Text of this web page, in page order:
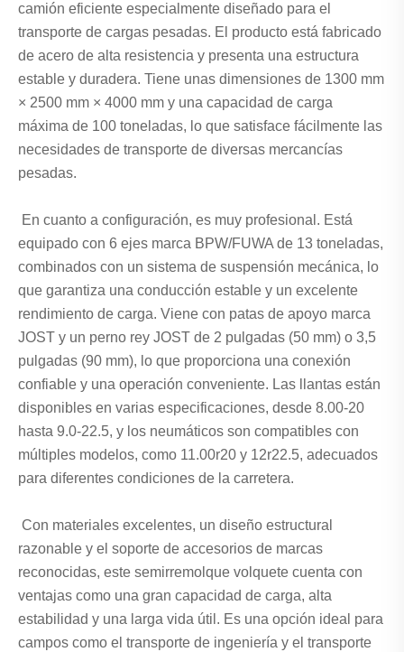
camión eficiente especialmente diseñado para el
transporte de cargas pesadas. El producto está fabricado
de acero de alta resistencia y presenta una estructura
estable y duradera. Tiene unas dimensiones de 1300 mm
× 2500 mm × 4000 mm y una capacidad de carga
máxima de 100 toneladas, lo que satisface fácilmente las
necesidades de transporte de diversas mercancías
pesadas.
En cuanto a configuración, es muy profesional. Está
equipado con 6 ejes marca BPW/FUWA de 13 toneladas,
combinados con un sistema de suspensión mecánica, lo
que garantiza una conducción estable y un excelente
rendimiento de carga. Viene con patas de apoyo marca
JOST y un perno rey JOST de 2 pulgadas (50 mm) o 3,5
pulgadas (90 mm), lo que proporciona una conexión
confiable y una operación conveniente. Las llantas están
disponibles en varias especificaciones, desde 8.00-20
hasta 9.0-22.5, y los neumáticos son compatibles con
múltiples modelos, como 11.00r20 y 12r22.5, adecuados
para diferentes condiciones de la carretera.
Con materiales excelentes, un diseño estructural
razonable y el soporte de accesorios de marcas
reconocidas, este semirremolque volquete cuenta con
ventajas como una gran capacidad de carga, alta
estabilidad y una larga vida útil. Es una opción ideal para
campos como el transporte de ingeniería y el transporte